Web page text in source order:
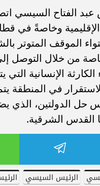
الفتاح السيسي
الإقليمية وخاصةً في
الموقف المتوتر
من خلال التوصل
الكارثة الإنسانية
في المنطقة
حل الدولتين، الذي
الرئيس السيسي